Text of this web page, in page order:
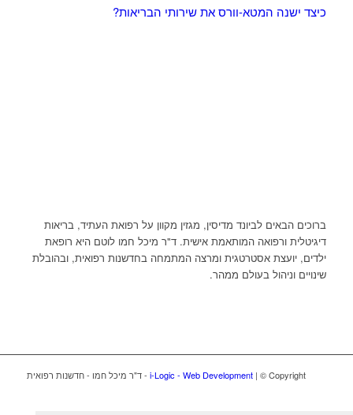
כיצד ישנה המטא-וורס את שירותי הבריאות?
ברוכים הבאים לביונד מדיסין, מגזין מקוון על רפואת העתיד, בריאות
דיגיטלית ורפואה המותאמת אישית. ד"ר מיכל חמו לוטם היא רופאת
ילדים, יועצת אסטרטגית ומרצה המתמחה בחדשנות רפואית, ובהובלת
שינויים וניהול בעולם ממהר.
i-Logic - Web Development | © Copyright - ד"ר מיכל חמו - חדשנות רפואית